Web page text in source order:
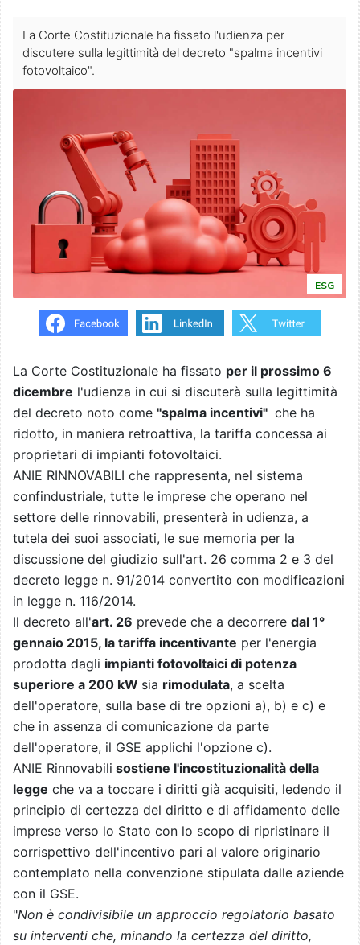
La Corte Costituzionale ha fissato l'udienza per
discutere sulla legittimità del decreto "spalma incentivi
fotovoltaico".
ESG
La Corte Costituzionale ha fissato per il prossimo 6
dicembre l'udienza in cui si discuterà sulla legittimità
del decreto noto come "spalma incentivi" che ha
ridotto, in maniera retroattiva, la tariffa concessa ai
proprietari di impianti fotovoltaici.
ANIE RINNOVABILI che rappresenta, nel sistema
confindustriale, tutte le imprese che operano nel
settore delle rinnovabili, presenterà in udienza, a
tutela dei suoi associati, le sue memoria per la
discussione del giudizio sull'art. 26 comma 2 e 3 del
decreto legge n. 91/2014 convertito con modificazioni
in legge n. 116/2014.
Il decreto all'art. 26 prevede che a decorrere dal 1°
gennaio 2015, la tariffa incentivante per l'energia
prodotta dagli impianti fotovoltaici di potenza
superiore a 200 kW sia rimodulata, a scelta
dell'operatore, sulla base di tre opzioni a), b) e c) e
che in assenza di comunicazione da parte
dell'operatore, il GSE applichi l'opzione c).
ANIE Rinnovabili sostiene l'incostituzionalità della
legge che va a toccare i diritti già acquisiti, ledendo il
principio di certezza del diritto e di affidamento delle
imprese verso lo Stato con lo scopo di ripristinare il
corrispettivo dell'incentivo pari al valore originario
contemplato nella convenzione stipulata dalle aziende
con il GSE.
"Non è condivisibile un approccio regolatorio basato
su interventi che, minando la certezza del diritto,